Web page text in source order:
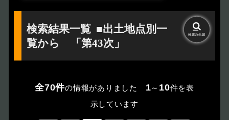
検索の先頭
検索結果一覧 ■出土地点別一
覧から 「第43次」
全70件の情報がありました 1～ 10件を表
示しています